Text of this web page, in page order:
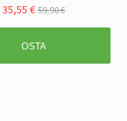
35,55 € 59,90 €
OSTA